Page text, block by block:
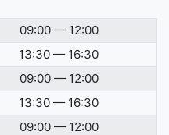
09:00 — 12:00
13:30 — 16:30
09:00 — 12:00
13:30 — 16:30
09:00 — 12:00